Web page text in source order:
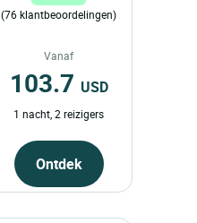
(76 klantbeoordelingen)
Vanaf
103.7 USD
1 nacht, 2 reizigers
Ontdek